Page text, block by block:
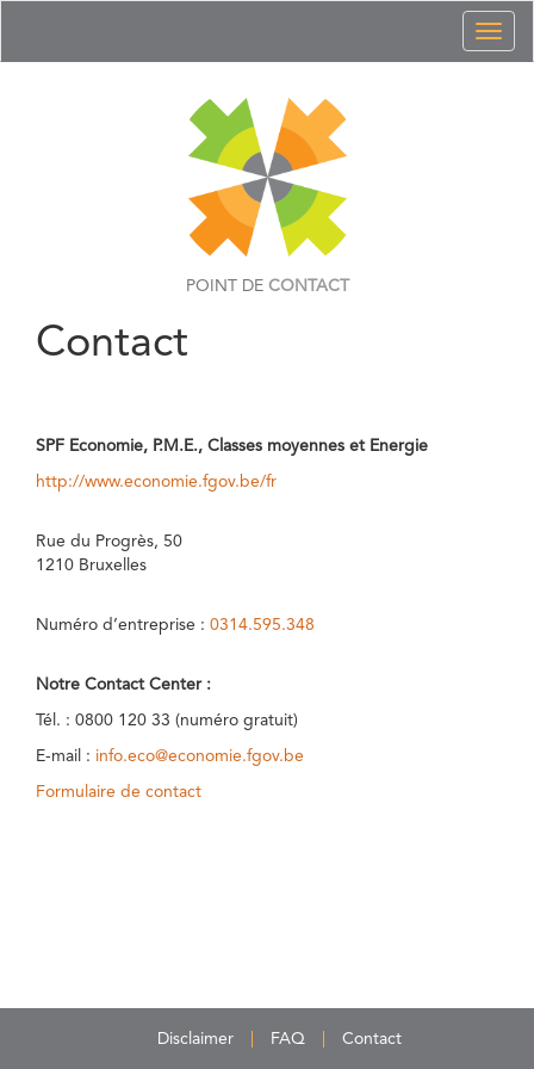
POINT DE CONTACT
Contact
SPF Economie, P.M.E., Classes moyennes et Energie
http://www.economie.fgov.be/fr
Rue du Progrès, 50
1210 Bruxelles
Numéro d’entreprise : 0314.595.348
Notre Contact Center :
Tél. : 0800 120 33 (numéro gratuit)
E-mail : info.eco@economie.fgov.be
Formulaire de contact
Disclaimer FAQ Contact